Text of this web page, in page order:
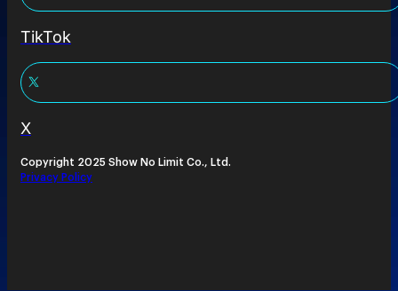
TikTok
X
Copyright 2025 Show No Limit Co., Ltd.
Privacy Policy